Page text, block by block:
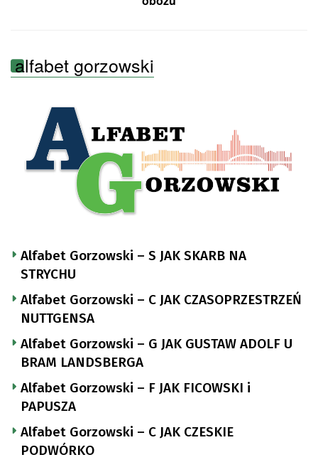
alfabet gorzowski
Alfabet Gorzowski – S JAK SKARB NA
STRYCHU
Alfabet Gorzowski – C JAK CZASOPRZESTRZEŃ
NUTTGENSA
Alfabet Gorzowski – G JAK GUSTAW ADOLF U
BRAM LANDSBERGA
Alfabet Gorzowski – F JAK FICOWSKI i
PAPUSZA
Alfabet Gorzowski – C JAK CZESKIE
PODWÓRKO